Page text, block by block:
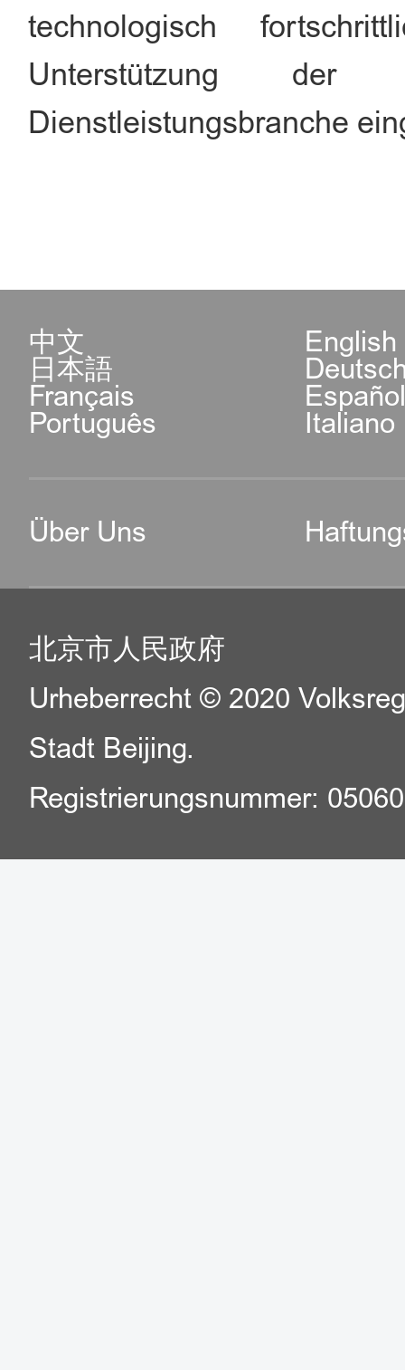
technologisch
Unterstützung der
Dienstleistungsbranche
中文 English
日本語
Français
Português Italiano
Über Uns
北京市人民政府
Urheberrecht © 2020
Stadt Beijing.
Registrierungsnummer: